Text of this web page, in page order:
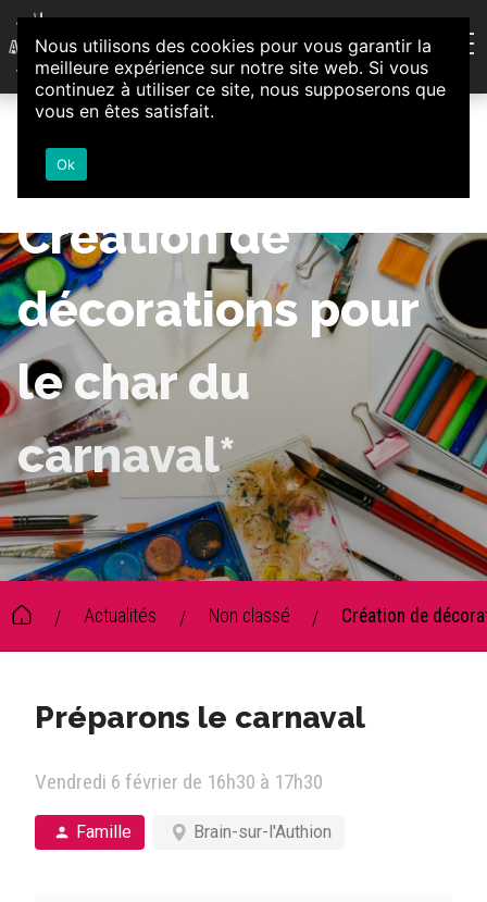
Aller au contenu
Association d'Animation et d'Initiatives Citoyennes
Loire-Authion
Création de
décorations pour
le char du
carnaval*
/ Actualités / Non classé / Création de
Préparons le carnaval
Vendredi 6 février de 16h30 à 17h30
Famille Brain-sur-l'Authion
Nous utilisons des cookies pour vous garantir la
meilleure expérience sur notre site web. Si vous
continuez à utiliser ce site, nous supposerons que
vous en êtes satisfait.
Ok